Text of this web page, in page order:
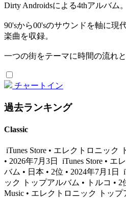
Dirty Androidsによる4thアルバム。
90'sから00'sのサウンドを軸に現
楽曲を収録。
一つの街をテーマに時間の流れ
チャートイン
過去ランキング
Classic
iTunes Store • エレクトロニック
• 2026年7月3日
iTunes Store • エ
バム • 日本 • 2位 • 2024年7月1日
ック トップアルバム • トルコ • 2
Music • エレクトロニック トップ